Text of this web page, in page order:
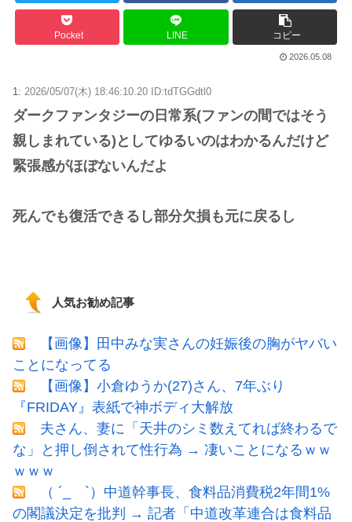
Pocket LINE コピー
2026.05.08
1: 2026/05/07(木) 18:46:10.20 ID:tdTGGdtl0
ダークファンタジーの日常系(ファンの間ではそう
親しまれている)としてゆるいのはわかるんだけど
緊張感がほぼないんだよ
死んでも復活できるし部分欠損も元に戻るし
人気お勧め記事
【画像】田中みな実さんの妊娠後の胸がヤバい
ことになってる
【画像】小倉ゆうか(27)さん、7年ぶり
『FRIDAY』表紙で神ボディ大解放
夫さん、妻に「天井のシミ数えてれば終わるで
な」と押し倒されて性行為 → 凄いことになるｗｗ
ｗｗｗ
（ ´_ゝ`）中道幹事長、食料品消費税2年間1%
の閣議決定を批判 → 記者「中道改革連合は食料品